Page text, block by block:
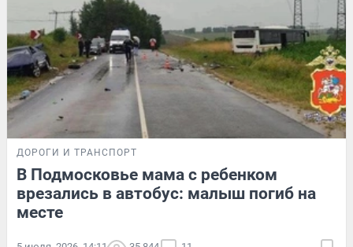
ДОРОГИ И ТРАНСПОРТ
В Подмосковье мама с ребенком
врезались в автобус: малыш погиб на
месте